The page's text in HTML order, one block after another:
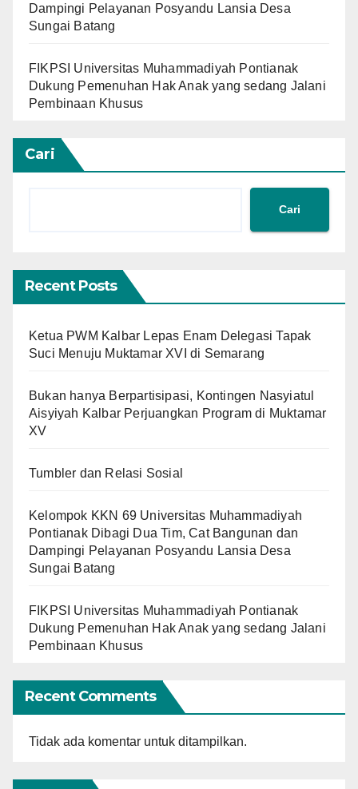
Dampingi Pelayanan Posyandu Lansia Desa
Sungai Batang
FIKPSI Universitas Muhammadiyah Pontianak
Dukung Pemenuhan Hak Anak yang sedang Jalani
Pembinaan Khusus
Cari
Cari
Recent Posts
Ketua PWM Kalbar Lepas Enam Delegasi Tapak
Suci Menuju Muktamar XVI di Semarang
Bukan hanya Berpartisipasi, Kontingen Nasyiatul
Aisyiyah Kalbar Perjuangkan Program di Muktamar
XV
Tumbler dan Relasi Sosial
Kelompok KKN 69 Universitas Muhammadiyah
Pontianak Dibagi Dua Tim, Cat Bangunan dan
Dampingi Pelayanan Posyandu Lansia Desa
Sungai Batang
FIKPSI Universitas Muhammadiyah Pontianak
Dukung Pemenuhan Hak Anak yang sedang Jalani
Pembinaan Khusus
Recent Comments
Tidak ada komentar untuk ditampilkan.